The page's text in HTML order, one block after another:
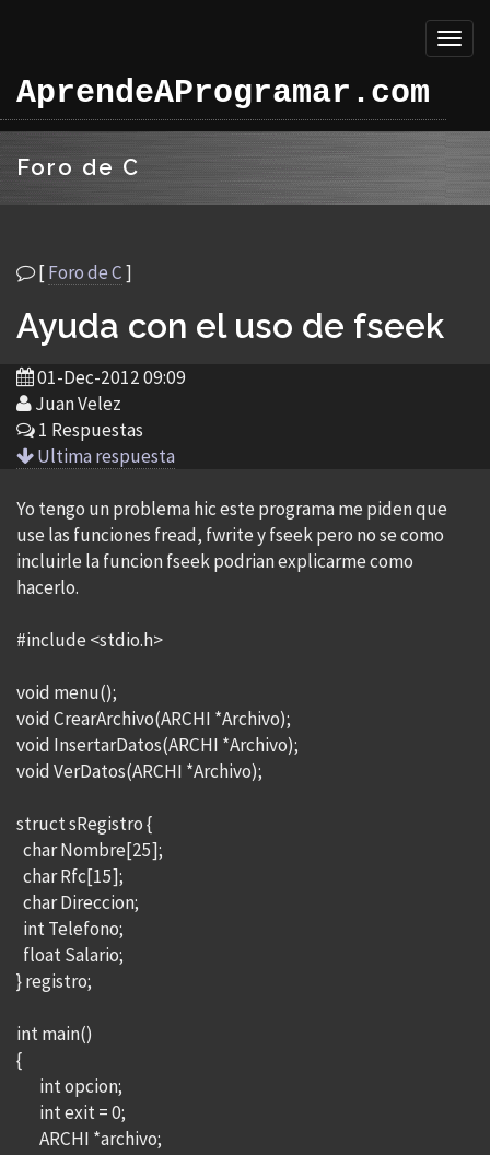
AprendeAProgramar.com
Foro de C
[Foro de C]
Ayuda con el uso de fseek
01-Dec-2012 09:09
Juan Velez
1 Respuestas
Ultima respuesta
Yo tengo un problema hic este programa me piden que
use las funciones fread, fwrite y fseek pero no se como
incluirle la funcion fseek podrian explicarme como
hacerlo.
#include <stdio.h>
void menu();
void CrearArchivo(ARCHI *Archivo);
void InsertarDatos(ARCHI *Archivo);
void VerDatos(ARCHI *Archivo);
struct sRegistro {
char Nombre[25];
char Rfc[15];
char Direccion;
int Telefono;
float Salario;
} registro;
int main()
{
int opcion;
int exit = 0;
ARCHI *archivo;